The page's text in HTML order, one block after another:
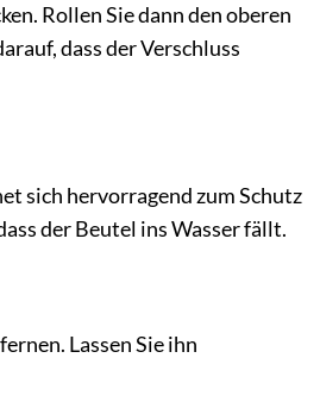
Rollen Sie dann den oberen
dass der Verschluss
sich hervorragend zum Schutz
der Beutel ins Wasser fällt.
Lassen Sie ihn